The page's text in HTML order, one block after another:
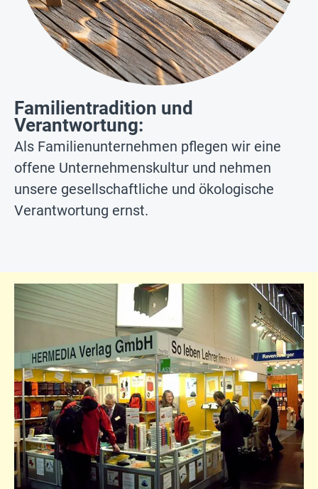
Familientradition und
Verantwortung:
Als Familienunternehmen pflegen wir eine
offene Unternehmenskultur und nehmen
unsere gesellschaftliche und ökologische
Verantwortung ernst.